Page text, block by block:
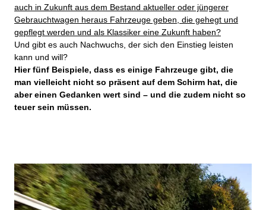
auch in Zukunft aus dem Bestand aktueller oder jüngerer
Gebrauchtwagen heraus Fahrzeuge geben, die gehegt und
gepflegt werden und als Klassiker eine Zukunft haben?
Und gibt es auch Nachwuchs, der sich den Einstieg leisten
kann und will?
Hier fünf Beispiele, dass es einige Fahrzeuge gibt, die
man vielleicht nicht so präsent auf dem Schirm hat, die
aber einen Gedanken wert sind – und die zudem nicht so
teuer sein müssen.